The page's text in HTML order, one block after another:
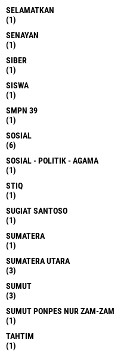
SELAMATKAN
(1)
SENAYAN
(1)
SIBER
(1)
SISWA
(1)
SMPN 39
(1)
SOSIAL
(6)
SOSIAL - POLITIK - AGAMA
(1)
STIQ
(1)
SUGIAT SANTOSO
(1)
SUMATERA
(1)
SUMATERA UTARA
(3)
SUMUT
(3)
SUMUT PONPES NUR ZAM-ZAM
(1)
TAHTIM
(1)